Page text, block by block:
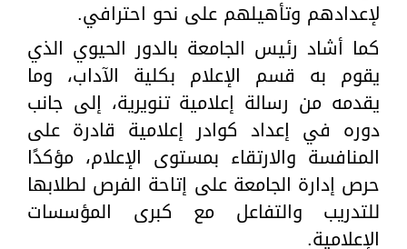
لإعدادهم وتأهيلهم على نحو احترافي.
كما أشاد رئيس الجامعة بالدور الحيوي الذي
يقوم به قسم الإعلام بكلية الآداب، وما
يقدمه من رسالة إعلامية تنويرية، إلى جانب
دوره في إعداد كوادر إعلامية قادرة على
المنافسة والارتقاء بمستوى الإعلام، مؤكدًا
حرص إدارة الجامعة على إتاحة الفرص لطلابها
للتدريب والتفاعل مع كبرى المؤسسات
الإعلامية.